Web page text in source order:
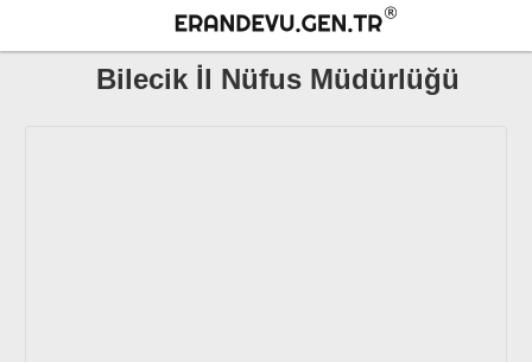
Bilecik İl Nüfus Müdürlüğü